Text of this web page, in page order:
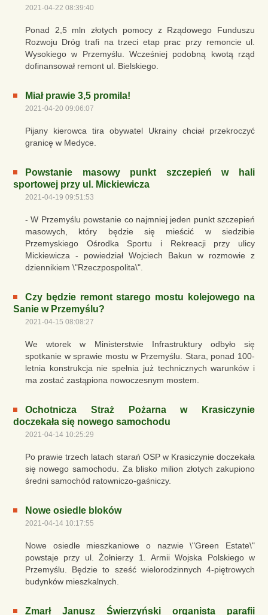
2021-04-22 08:39:40
Ponad 2,5 mln złotych pomocy z Rządowego Funduszu
Rozwoju Dróg trafi na trzeci etap prac przy remoncie ul.
Wysokiego w Przemyślu. Wcześniej podobną kwotą rząd
dofinansował remont ul. Bielskiego.
Miał prawie 3,5 promila!
2021-04-20 09:06:07
Pijany kierowca tira obywatel Ukrainy chciał przekroczyć
granicę w Medyce.
Powstanie masowy punkt szczepień w hali
sportowej przy ul. Mickiewicza
2021-04-19 09:51:53
- W Przemyślu powstanie co najmniej jeden punkt szczepień
masowych, który będzie się mieścić w siedzibie
Przemyskiego Ośrodka Sportu i Rekreacji przy ulicy
Mickiewicza - powiedział Wojciech Bakun w rozmowie z
dziennikiem \"Rzeczpospolita\".
Czy będzie remont starego mostu kolejowego na
Sanie w Przemyślu?
2021-04-15 08:08:27
We wtorek w Ministerstwie Infrastruktury odbyło się
spotkanie w sprawie mostu w Przemyślu. Stara, ponad 100-
letnia konstrukcja nie spełnia już technicznych warunków i
ma zostać zastąpiona nowoczesnym mostem.
Ochotnicza Straż Pożarna w Krasiczynie
doczekała się nowego samochodu
2021-04-14 10:25:29
Po prawie trzech latach starań OSP w Krasiczynie doczekała
się nowego samochodu. Za blisko milion złotych zakupiono
średni samochód ratowniczo-gaśniczy.
Nowe osiedle bloków
2021-04-14 10:17:55
Nowe osiedle mieszkaniowe o nazwie \"Green Estate\"
powstaje przy ul. Żołnierzy 1. Armii Wojska Polskiego w
Przemyślu. Będzie to sześć wielorodzinnych 4-piętrowych
budynków mieszkalnych.
Zmarł Janusz Świerzyński organista parafii